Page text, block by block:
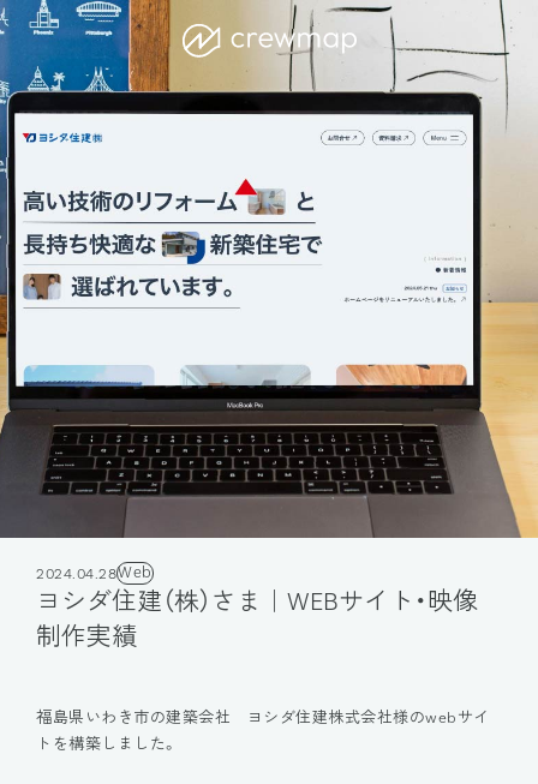
c
e
a
p
株
式
会
2024.04.28Web
ヨシダ住建（株）さま｜WEBサイト・映像
制作実績
福島県いわき市の建築会社 ヨシダ住建株式会社様のwebサイ
トを構築しました。